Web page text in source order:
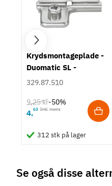
Hulafstand
128 mm
160 mm
192 mm
Farve
M4 bolt
Type
TilstandNy
Krydsmontageplade -
Duomatic SL -
Euroskruer
329.87.510
9,25 kr-50%
4,63 Inkl. moms
312 stk på lager
Se også disse